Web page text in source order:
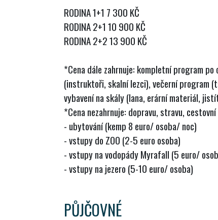
RODINA 1+1 7 300 KČ
RODINA 2+1 10 900 KČ
RODINA 2+2 13 900 KČ
*Cena dále zahrnuje: kompletní program
(instruktoři, skalní lezci), večerní program
vybavení na skály (lana, erární materiál,
*Cena nezahrnuje: dopravu, stravu,
- ubytování (kemp 8 euro/ osoba/ noc)
- vstupy do ZOO (2-5 euro osoba)
- vstupy na vodopády Myrafall (5 euro/
- vstupy na jezero (5-10 euro/ osoba)
PŮJČOVNÉ